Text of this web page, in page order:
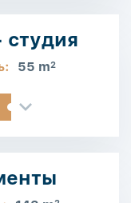
студия
55 m2